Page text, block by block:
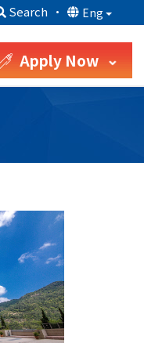
Search · Eng
Apply Now